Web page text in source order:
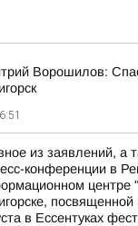
Ворошилов:
из заявлений, а
конференции в
центре
в Ессентуках